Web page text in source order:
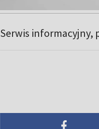
Serwis informacyjny,